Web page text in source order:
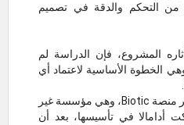
التحكم والدقة في تصميم
المشروع، فإن الدراسة لم
الخطوة الأساسية لاعتماد أي
ونشر الفريق نتائجه الأولية عبر منصة Biotic، وهي مؤسسة غير
أدامالا في تأسيسها، بعد أن